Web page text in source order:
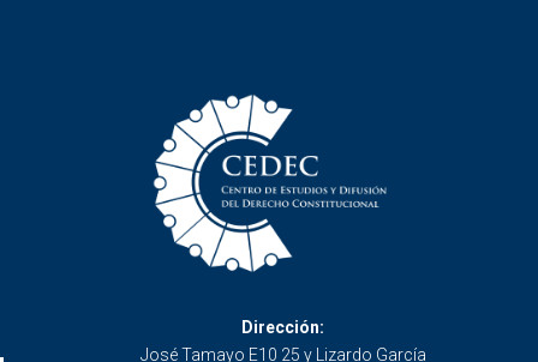
Dirección:
José Tamayo E10 25 y Lizardo García